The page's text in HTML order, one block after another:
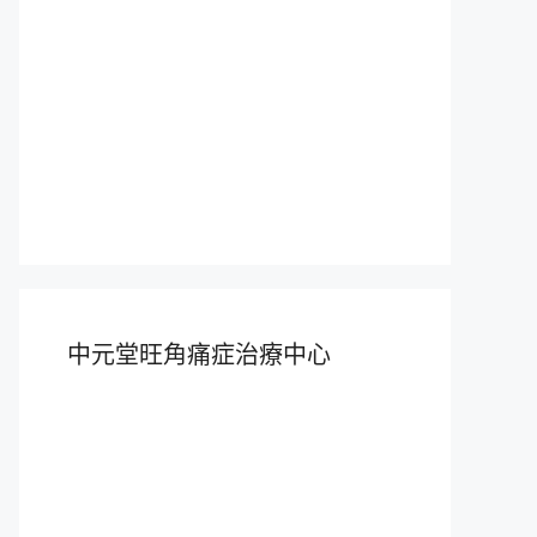
中元堂旺角痛症治療中心